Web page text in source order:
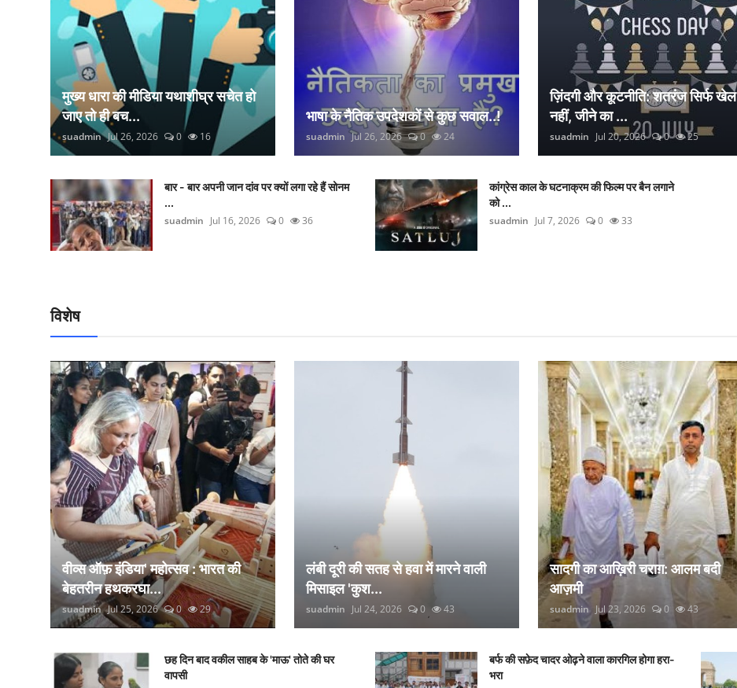
मुख्य धारा की मीडिया यथाशीघ्र सचेत हो
जाए तो ही बच...
suadmin Jul 26, 2026 0 16
भाषा के नैतिक उपदेशकों से कुछ सवाल..!
suadmin Jul 26, 2026 0 24
ज़िंदगी और कूटनीति: शतरंज सिर्फ खेल
नहीं, जीने का ...
suadmin Jul 20, 2026 0 25
बार - बार अपनी जान दांव पर क्यों लगा रहे हैं सोनम
...
suadmin Jul 16, 2026 0 36
कांग्रेस काल के घटनाक्रम की फिल्म पर बैन लगाने
को ...
suadmin Jul 7, 2026 0 33
विशेष
वीव्स ऑफ़ इंडिया' महोत्सव : भारत की
बेहतरीन हथकरघा...
suadmin Jul 25, 2026 0 29
लंबी दूरी की सतह से हवा में मारने वाली
मिसाइल 'कुश...
suadmin Jul 24, 2026 0 43
सादगी का आख़िरी चराग़: आलम बदी
आज़मी
suadmin Jul 23, 2026 0 43
छह दिन बाद वकील साहब के 'माऊ' तोते की घर
वापसी
बर्फ की सफ़ेद चादर ओढ़ने वाला कारगिल होगा हरा-
भरा